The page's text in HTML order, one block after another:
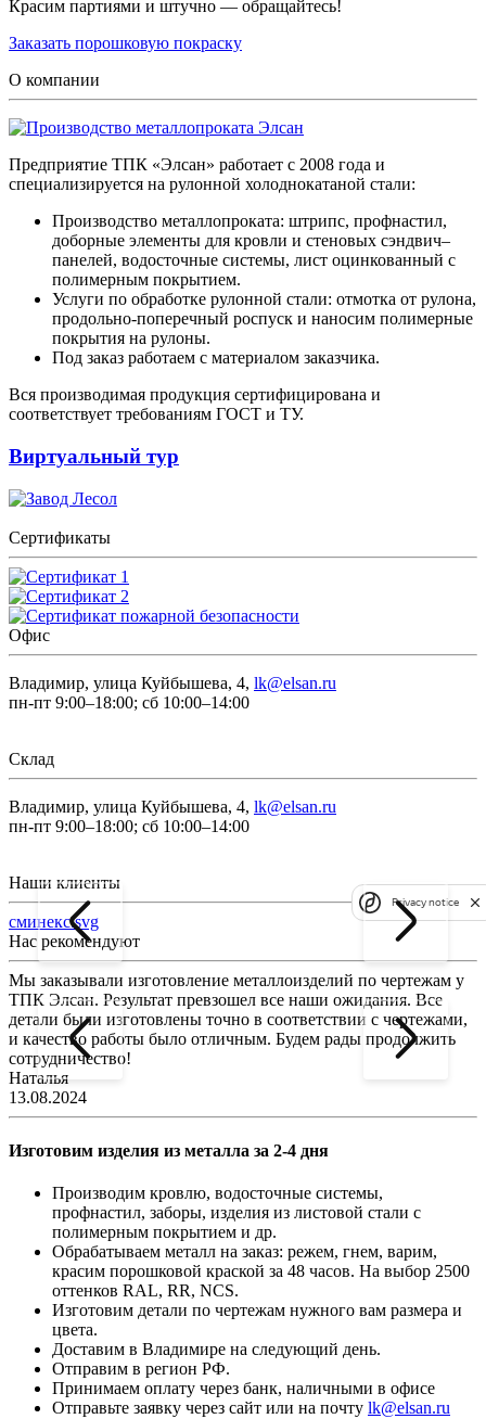
Красим партиями и штучно — обращайтесь!
Заказать порошковую покраску
О компании
Предприятие ТПК «Элсан» работает с 2008 года и
специализируется на рулонной холоднокатаной стали:
Производство металлопроката: штрипс, профнастил,
доборные элементы для кровли и стеновых сэндвич–
панелей, водосточные системы, лист оцинкованный с
полимерным покрытием.
Услуги по обработке рулонной стали: отмотка от рулона,
продольно-поперечный роспуск и наносим полимерные
покрытия на рулоны.
Под заказ работаем с материалом заказчика.
Вся производимая продукция сертифицирована и
соответствует требованиям ГОСТ и ТУ.
Виртуальный тур
Сертификаты
Офис
Владимир, улица Куйбышева, 4, lk@elsan.ru
пн-пт 9:00–18:00; сб 10:00–14:00
Склад
Владимир, улица Куйбышева, 4, lk@elsan.ru
пн-пт 9:00–18:00; сб 10:00–14:00
Наши клиенты
сминекс.svg
Нас рекомендуют
Мы заказывали изготовление металлоизделий по чертежам у
ТПК Элсан. Результат превзошел все наши ожидания. Все
детали были изготовлены точно в соответствии с чертежами,
и качество работы было отличным. Будем рады продолжить
сотрудничество!
Наталья
13.08.2024
Изготовим изделия из металла за 2-4 дня
Производим кровлю, водосточные системы,
профнастил, заборы, изделия из листовой стали с
полимерным покрытием и др.
Обрабатываем металл на заказ: режем, гнем, варим,
красим порошковой краской за 48 часов. На выбор 2500
оттенков RAL, RR, NCS.
Изготовим детали по чертежам нужного вам размера и
цвета.
Доставим в Владимире на следующий день.
Отправим в регион РФ.
Принимаем оплату через банк, наличными в офисе
Отправьте заявку через сайт или на почту lk@elsan.ru
Privacy notice